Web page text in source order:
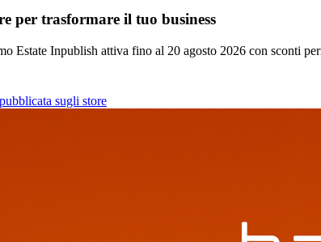
per trasformare il tuo business
Estate Inpublish attiva fino al 20 agosto 2026 con sconti
sugli store